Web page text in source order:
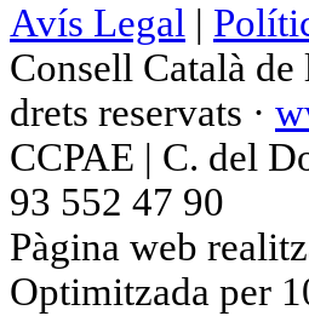
Avís Legal |
Consell Català
drets reservats ·
CCPAE | C. del
93 552 47 90
Pàgina web
Optimitzada per